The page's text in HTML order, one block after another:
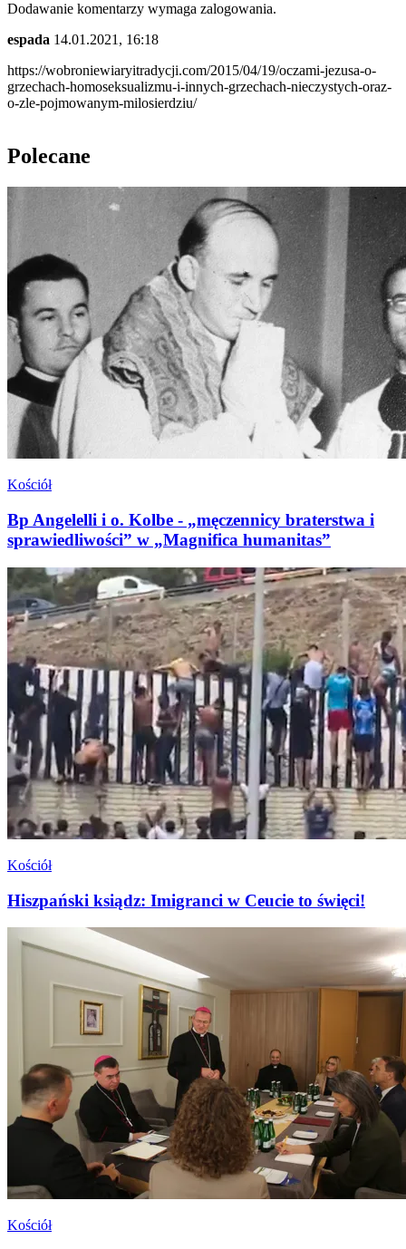
Dodawanie komentarzy wymaga zalogowania.
espada 14.01.2021, 16:18
https://wobroniewiaryitradycji.com/2015/04/19/oczami-jezusa-o-
grzechach-homoseksualizmu-i-innych-grzechach-nieczystych-oraz-
o-zle-pojmowanym-milosierdziu/
Polecane
Kościół
Bp Angelelli i o. Kolbe - „męczennicy braterstwa i
sprawiedliwości” w „Magnifica humanitas”
Kościół
Hiszpański ksiądz: Imigranci w Ceucie to święci!
Kościół